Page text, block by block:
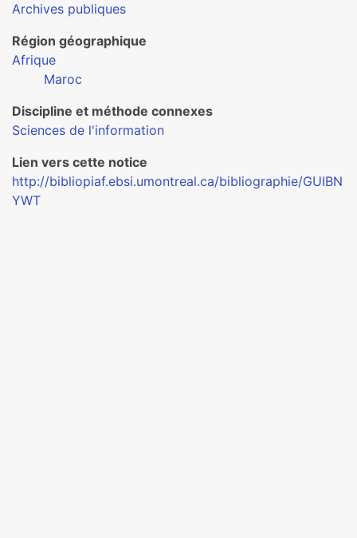
Archives publiques
Région géographique
Afrique
Maroc
Discipline et méthode connexes
Sciences de l'information
Lien vers cette notice
http://bibliopiaf.ebsi.umontreal.ca/bibliographie/GUIBN
YWT